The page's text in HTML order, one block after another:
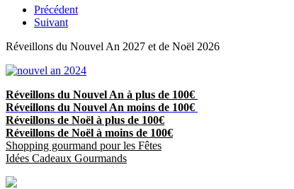
Précédent
Suivant
Réveillons du Nouvel An 2027 et de Noël 2026
Réveillons du Nouvel An à plus de 100€
Réveillons du Nouvel An moins de 100€
Réveillons de Noël à plus de 100€
Réveillons de Noël à moins de 100€
Shopping gourmand pour les Fêtes
Idées Cadeaux Gourmands